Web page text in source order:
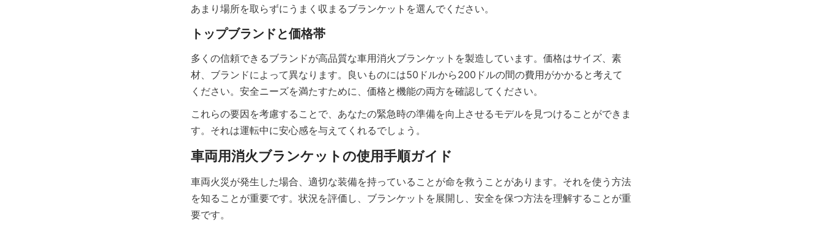
あまり場所を取らずにうまく収まるブランケットを選んでください。
トップブランドと価格帯
多くの信頼できるブランドが高品質な車用消火ブランケットを製造しています。価格はサイズ、素
材、ブランドによって異なります。良いものには50ドルから200ドルの間の費用がかかると考えて
ください。安全ニーズを満たすために、価格と機能の両方を確認してください。
これらの要因を考慮することで、あなたの緊急時の準備を向上させるモデルを見つけることができま
す。それは運転中に安心感を与えてくれるでしょう。
車両用消火ブランケットの使用手順ガイド
車両火災が発生した場合、適切な装備を持っていることが命を救うことがあります。それを使う方法
を知ることが重要です。状況を評価し、ブランケットを展開し、安全を保つ方法を理解することが重
要です。